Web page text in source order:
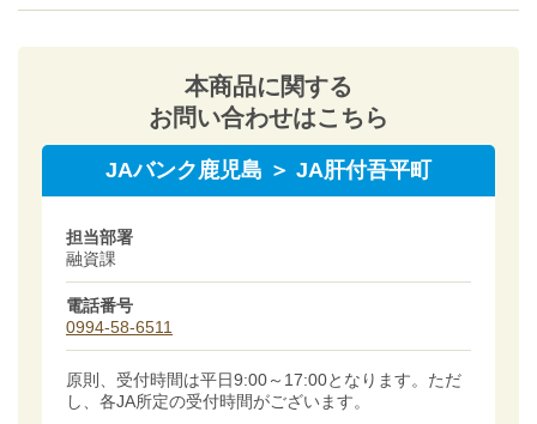
本商品に関する
お問い合わせはこちら
JAバンク鹿児島 ＞ JA肝付吾平町
担当部署
融資課
電話番号
0994-58-6511
原則、受付時間は平日9:00～17:00となります。ただ
し、各JA所定の受付時間がございます。